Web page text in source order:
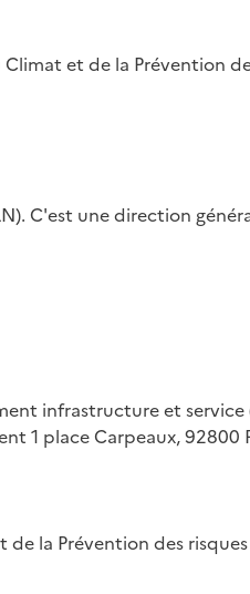
et de la Prévention
C'est une direction
infrastructure et
1 place Carpeaux, 92800
la Prévention des